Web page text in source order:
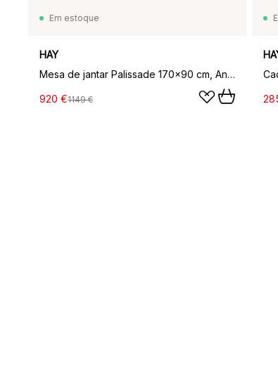
Em estoque
HAY
Mesa de jantar Palissade 170x90 cm, Anthracite
920 €1149 €